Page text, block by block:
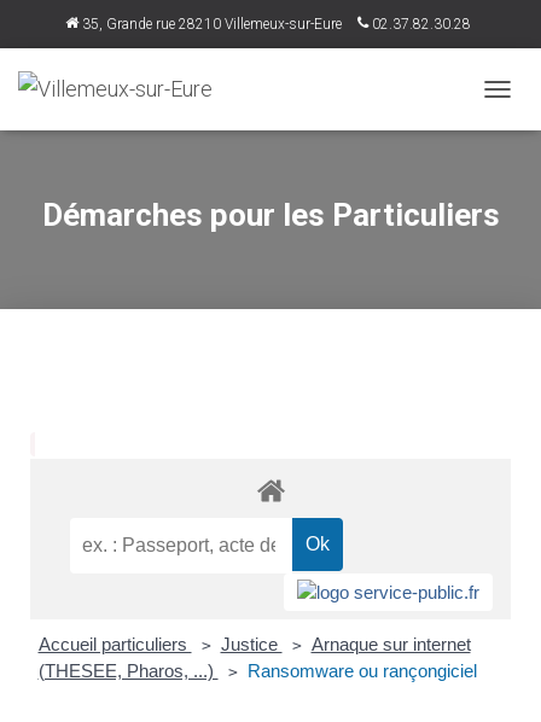
35, Grande rue 28210 Villemeux-sur-Eure 02.37.82.30.28
É
E
N
Démarches pour les Particuliers
Accueil particuliers > Justice > Arnaque sur internet
(THESEE, Pharos, ...)
> Ransomware ou rançongiciel